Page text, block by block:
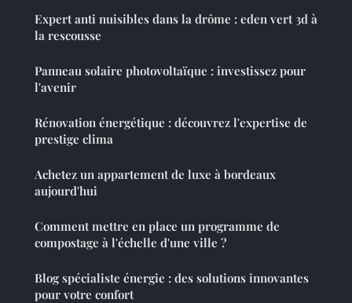
Expert anti nuisibles dans la drôme : eden vert 3d à
la rescousse
Panneau solaire photovoltaïque : investissez pour
l'avenir
Rénovation énergétique : découvrez l'expertise de
prestige clima
Achetez un appartement de luxe à bordeaux
aujourd'hui
Comment mettre en place un programme de
compostage à l'échelle d'une ville ?
Blog spécialiste énergie : des solutions innovantes
pour votre confort